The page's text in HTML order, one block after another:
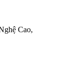
Cao,